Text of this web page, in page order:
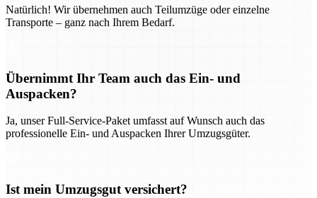
Natürlich! Wir übernehmen auch Teilumzüge oder einzelne
Transporte – ganz nach Ihrem Bedarf.
Übernimmt Ihr Team auch das Ein- und
Auspacken?
Ja, unser Full-Service-Paket umfasst auf Wunsch auch das
professionelle Ein- und Auspacken Ihrer Umzugsgüter.
Ist mein Umzugsgut versichert?